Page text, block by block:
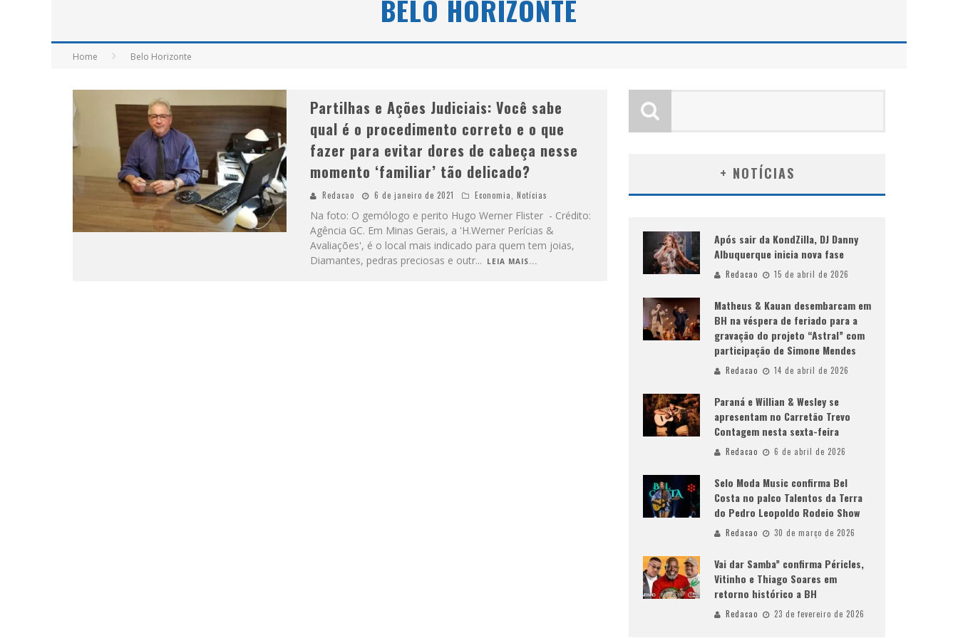
BELO HORIZONTE
Home Belo Horizonte
Partilhas e Ações Judiciais: Você sabe
qual é o procedimento correto e o que
fazer para evitar dores de cabeça nesse
momento ‘familiar’ tão delicado?
Redacao 6 de janeiro de 2021 Economia Notícias
Na foto: O gemólogo e perito Hugo Werner Flister - Crédito:
Agência GC. Em Minas Gerais, a 'H.Werner Perícias &
Avaliações', é o local mais indicado para quem tem joias,
Diamantes, pedras preciosas e outr... LEIA MAIS...
+ NOTÍCIAS
Após sair da KondZilla, DJ Danny
Albuquerque inicia nova fase
Redacao 15 de abril de 2026
Matheus & Kauan desembarcam em
BH na véspera de feriado para a
gravação do projeto “Astral” com
participação de Simone Mendes
Redacao 14 de abril de 2026
Paraná e Willian & Wesley se
apresentam no Carretão Trevo
Contagem nesta sexta-feira
Redacao 6 de abril de 2026
Selo Moda Music confirma Bel
Costa no palco Talentos da Terra
do Pedro Leopoldo Rodeio Show
Redacao 30 de março de 2026
Vai dar Samba” confirma Péricles,
Vitinho e Thiago Soares em
retorno histórico a BH
Redacao 23 de fevereiro de 2026